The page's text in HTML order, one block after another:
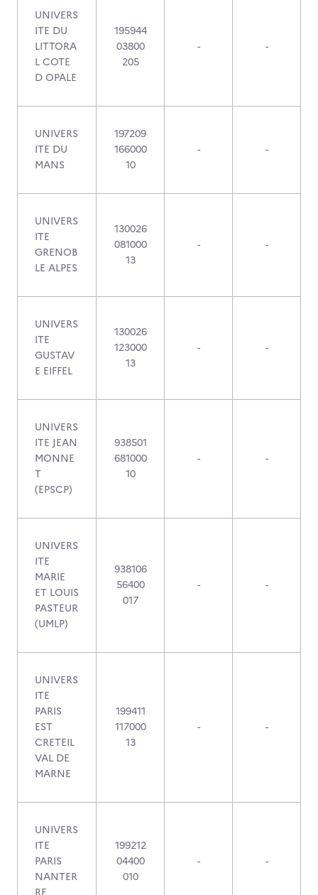
UNIVERS
ITE DU
LITTORA
L COTE
D OPALE
195944
03800
205
- -
UNIVERS
ITE DU
MANS
197209
166000
10
- -
UNIVERS
ITE
GRENOB
LE ALPES
130026
081000
13
- -
UNIVERS
ITE
GUSTAV
E EIFFEL
130026
123000
13
- -
UNIVERS
ITE JEAN
MONNE
T
(EPSCP)
938501
681000
10
- -
UNIVERS
ITE
MARIE
ET LOUIS
PASTEUR
(UMLP)
938106
56400
017
- -
UNIVERS
ITE
PARIS
EST
CRETEIL
VAL DE
MARNE
199411
117000
13
- -
UNIVERS
ITE
PARIS
NANTER
199212
04400
010
- -